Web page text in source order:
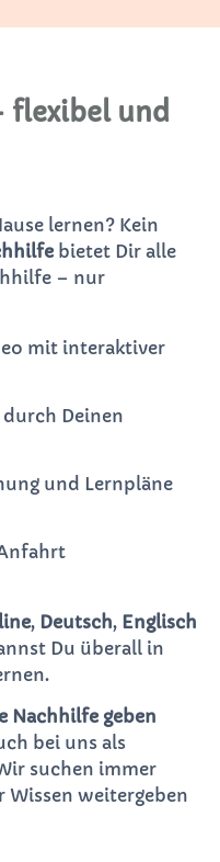
flexibel und
lernen? Kein
bietet Dir alle
– nur
mit interaktiver
Deinen
und Lernpläne
, Deutsch, Englisch
Du überall in
Nachhilfe geben
bei uns als
suchen immer
Wissen weitergeben